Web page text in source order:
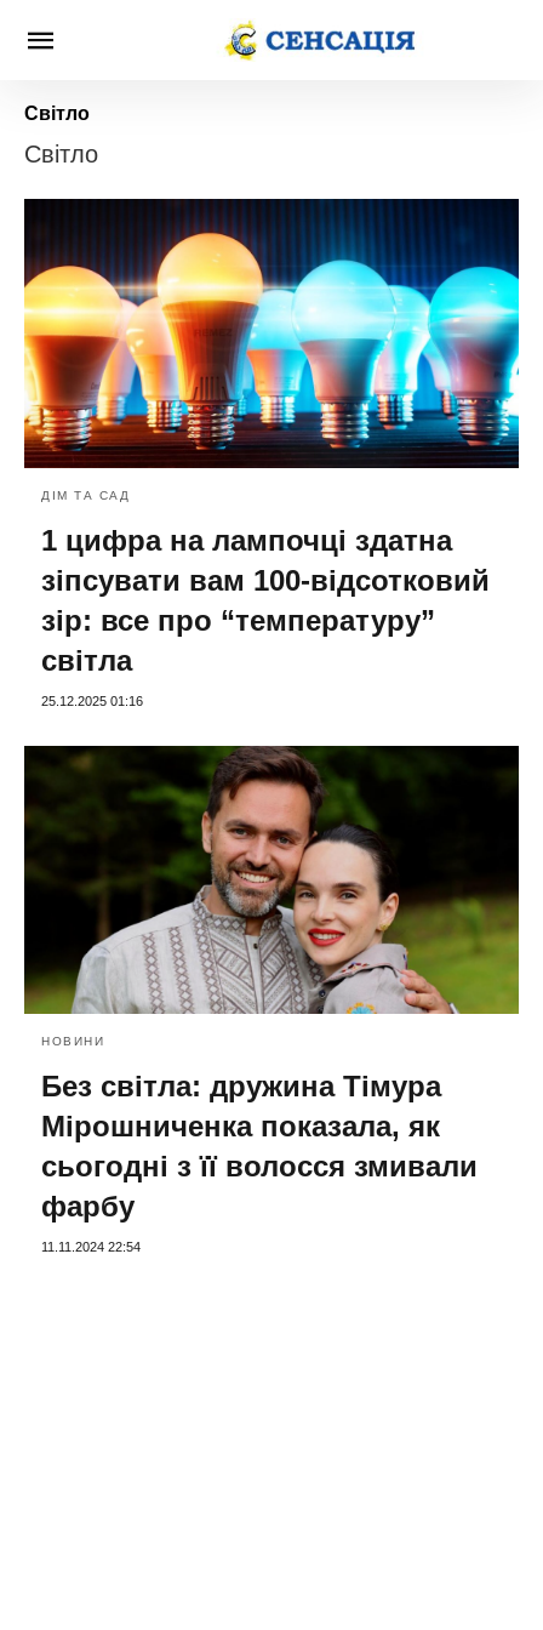
Світло
Світло
ДІМ ТА САД
1 цифра на лампочці здатна
зіпсувати вам 100-відсотковий
зір: все про “температуру”
світла
25.12.2025 01:16
НОВИНИ
Без світла: дружина Тімура
Мірошниченка показала, як
сьогодні з її волосся змивали
фарбу
11.11.2024 22:54